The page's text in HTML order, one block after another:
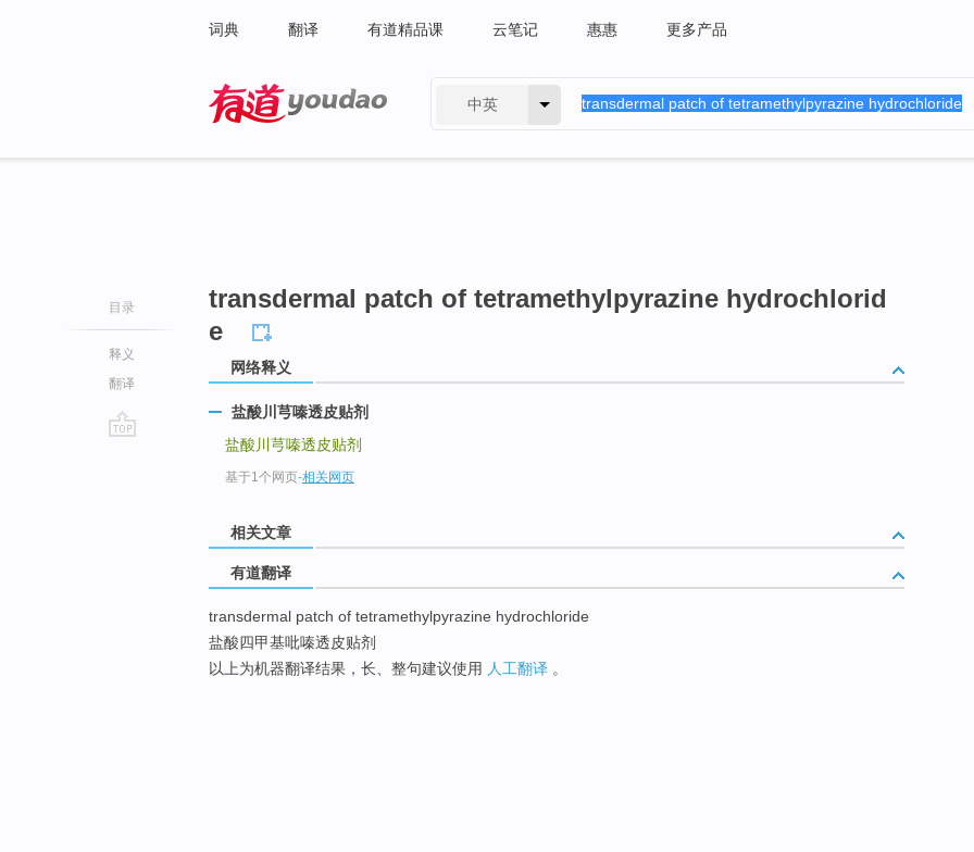
词典 翻译 有道精品课 云笔记 惠惠 更多产品
中英
目录
释义
翻译
transdermal patch of tetramethylpyrazine hydrochlorid
e
网络释义
盐酸川芎嗪透皮贴剂
盐酸川芎嗪透皮贴剂
基于1个网页-相关网页
相关文章
有道翻译
transdermal patch of tetramethylpyrazine hydrochloride
盐酸四甲基吡嗪透皮贴剂
以上为机器翻译结果，长、整句建议使用 人工翻译 。